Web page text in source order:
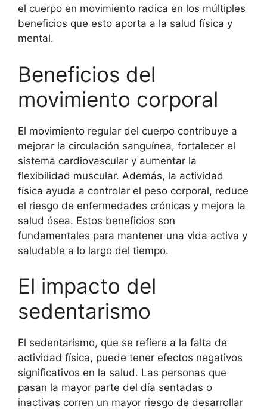
el cuerpo en movimiento radica en los múltiples
beneficios que esto aporta a la salud física y
mental.
Beneficios del
movimiento corporal
El movimiento regular del cuerpo contribuye a
mejorar la circulación sanguínea, fortalecer el
sistema cardiovascular y aumentar la
flexibilidad muscular. Además, la actividad
física ayuda a controlar el peso corporal, reduce
el riesgo de enfermedades crónicas y mejora la
salud ósea. Estos beneficios son
fundamentales para mantener una vida activa y
saludable a lo largo del tiempo.
El impacto del
sedentarismo
El sedentarismo, que se refiere a la falta de
actividad física, puede tener efectos negativos
significativos en la salud. Las personas que
pasan la mayor parte del día sentadas o
inactivas corren un mayor riesgo de desarrollar